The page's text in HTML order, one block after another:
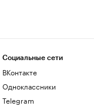
Социальные сети
ВКонтакте
Одноклассники
Telegram